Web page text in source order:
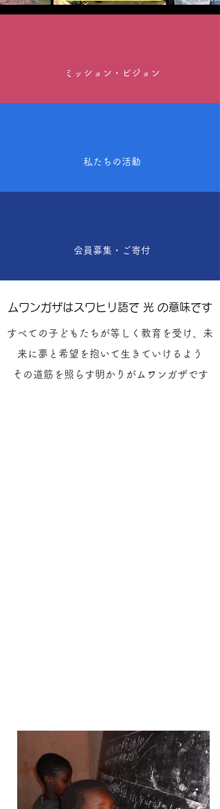
ミッション・ビジョン
私たちの活動
会員募集・ご寄付
ムワンガザはスワヒリ語で 光 の意味です
すべての子どもたちが等しく教育を受け、未
来に夢と希望を抱いて生きていけるよう
その道筋を照らす明かりがムワンガザです